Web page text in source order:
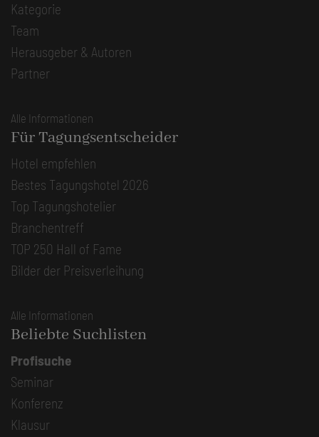
Kategorie
Team
Herausgeber & Autoren
Partner
Alle Informationen
Für Tagungsentscheider
Hotel empfehlen
Bestes Tagungshotel 2026
Top Tagungshotelier
Branchentreff
TOP 250 Hall of Fame
Bilder der Preisverleihung
Alle Informationen
Beliebte Suchlisten
Profisuche
Seminar
Konferenz
Klausur